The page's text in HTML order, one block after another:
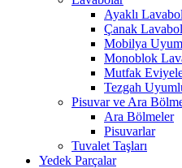
Ayaklı
Çanak
Mobilya
Monoblok
Mutfak
Tezgah
Pisuvar ve Ara
Ara Bölmeler
Pisuvarlar
Tuvalet Taşları
Yedek Parçalar